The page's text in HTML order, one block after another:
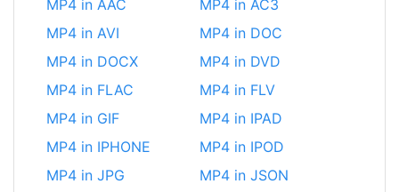
MP4 in AAC
MP4 in AC3
MP4 in AVI
MP4 in DOC
MP4 in DOCX
MP4 in DVD
MP4 in FLAC
MP4 in FLV
MP4 in GIF
MP4 in IPAD
MP4 in IPHONE
MP4 in IPOD
MP4 in JPG
MP4 in JSON